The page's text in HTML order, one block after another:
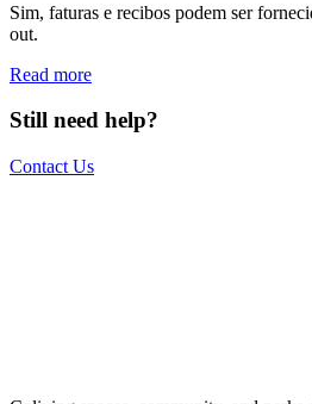
Sim, faturas e recibos podem ser
out.
Read more
Still need help?
Contact Us